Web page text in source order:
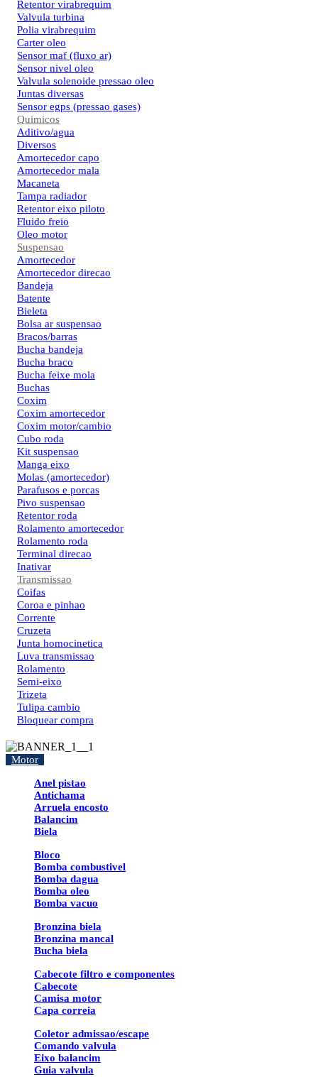
Retentor virabrequim
Valvula turbina
Polia virabrequim
Carter oleo
Sensor maf (fluxo ar)
Sensor nivel oleo
Valvula solenoide pressao oleo
Juntas diversas
Sensor egps (pressao gases)
Quimicos
Aditivo/agua
Diversos
Amortecedor capo
Amortecedor mala
Macaneta
Tampa radiador
Retentor eixo piloto
Fluido freio
Oleo motor
Suspensao
Amortecedor
Amortecedor direcao
Bandeja
Batente
Bieleta
Bolsa ar suspensao
Bracos/barras
Bucha bandeja
Bucha braco
Bucha feixe mola
Buchas
Coxim
Coxim amortecedor
Coxim motor/cambio
Cubo roda
Kit suspensao
Manga eixo
Molas (amortecedor)
Parafusos e porcas
Pivo suspensao
Retentor roda
Rolamento amortecedor
Rolamento roda
Terminal direcao
Inativar
Transmissao
Coifas
Coroa e pinhao
Corrente
Cruzeta
Junta homocinetica
Luva transmissao
Rolamento
Semi-eixo
Trizeta
Tulipa cambio
Bloquear compra
Motor
Anel pistao
Antichama
Arruela encosto
Balancim
Biela
Bloco
Bomba combustivel
Bomba dagua
Bomba oleo
Bomba vacuo
Bronzina biela
Bronzina mancal
Bucha biela
Cabecote filtro e componentes
Cabecote
Camisa motor
Capa correia
Coletor admissao/escape
Comando valvula
Eixo balancim
Guia valvula